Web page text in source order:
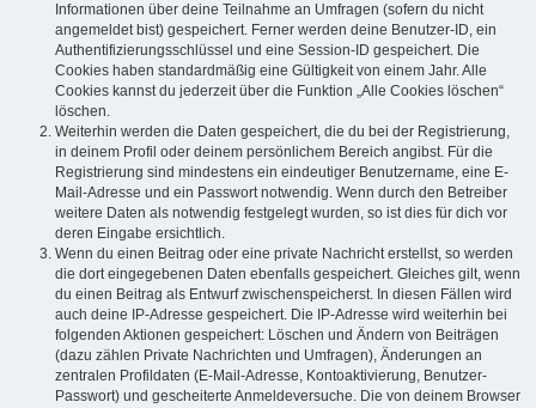
Informationen über deine Teilnahme an Umfragen (sofern du nicht
angemeldet bist) gespeichert. Ferner werden deine Benutzer-ID, ein
Authentifizierungsschlüssel und eine Session-ID gespeichert. Die
Cookies haben standardmäßig eine Gültigkeit von einem Jahr. Alle
Cookies kannst du jederzeit über die Funktion „Alle Cookies löschen“
löschen.
Weiterhin werden die Daten gespeichert, die du bei der Registrierung,
in deinem Profil oder deinem persönlichem Bereich angibst. Für die
Registrierung sind mindestens ein eindeutiger Benutzername, eine E-
Mail-Adresse und ein Passwort notwendig. Wenn durch den Betreiber
weitere Daten als notwendig festgelegt wurden, so ist dies für dich vor
deren Eingabe ersichtlich.
Wenn du einen Beitrag oder eine private Nachricht erstellst, so werden
die dort eingegebenen Daten ebenfalls gespeichert. Gleiches gilt, wenn
du einen Beitrag als Entwurf zwischenspeicherst. In diesen Fällen wird
auch deine IP-Adresse gespeichert. Die IP-Adresse wird weiterhin bei
folgenden Aktionen gespeichert: Löschen und Ändern von Beiträgen
(dazu zählen Private Nachrichten und Umfragen), Änderungen an
zentralen Profildaten (E-Mail-Adresse, Kontoaktivierung, Benutzer-
Passwort) und gescheiterte Anmeldeversuche. Die von deinem Browser